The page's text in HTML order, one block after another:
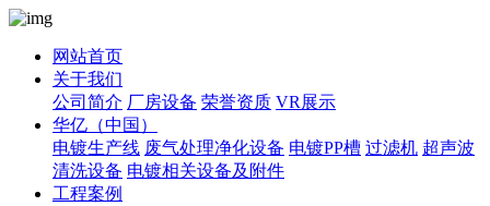
网站首页
关于我们
公司简介 厂房设备 荣誉资质 VR展示
华亿（中国）
电镀生产线 废气处理净化设备 电镀PP槽 过滤机 超声波
清洗设备 电镀相关设备及附件
工程案例